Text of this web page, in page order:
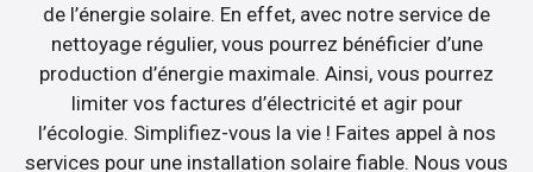
de l’énergie solaire. En effet, avec notre service de
nettoyage régulier, vous pourrez bénéficier d’une
production d’énergie maximale. Ainsi, vous pourrez
limiter vos factures d’électricité et agir pour
l’écologie. Simplifiez-vous la vie ! Faites appel à nos
services pour une installation solaire fiable. Nous vous